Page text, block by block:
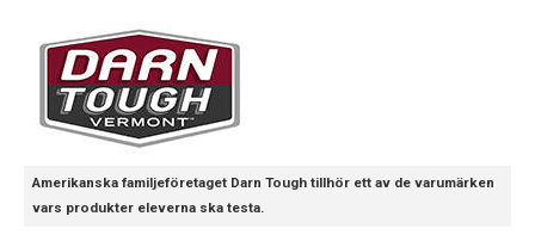
Amerikanska familjeföretaget Darn Tough tillhör ett av de varumärken
vars produkter eleverna ska testa.